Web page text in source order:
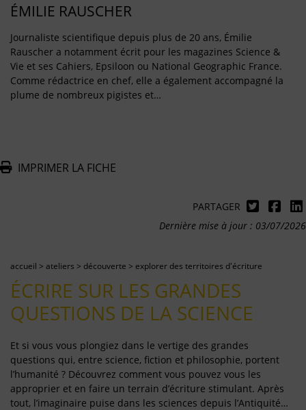
ÉMILIE RAUSCHER
Journaliste scientifique depuis plus de 20 ans, Émilie
Rauscher a notamment écrit pour les magazines Science &
Vie et ses Cahiers, Epsiloon ou National Geographic France.
Comme rédactrice en chef, elle a également accompagné la
plume de nombreux pigistes et…
IMPRIMER LA FICHE
PARTAGER
Dernière mise à jour : 03/07/2026
accueil > ateliers > découverte > explorer des territoires d'écriture
ÉCRIRE SUR LES GRANDES
QUESTIONS DE LA SCIENCE
Et si vous vous plongiez dans le vertige des grandes
questions qui, entre science, fiction et philosophie, portent
l’humanité ? Découvrez comment vous pouvez vous les
approprier et en faire un terrain d’écriture stimulant. Après
tout, l’imaginaire puise dans les sciences depuis l’Antiquité…